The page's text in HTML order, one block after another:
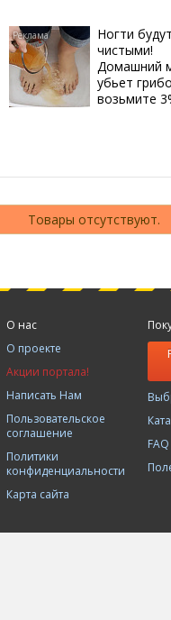
Ногти
чистыми!
Домашний
убьет
возьмите
Товары отсутствуют.
О нас
О проекте
Акции портала!
Написать Нам
Пользовательское
соглашение
Политики
конфиденциальности
Карта сайта
FAQ